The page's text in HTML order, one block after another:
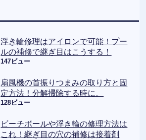
浮き輪修理はアイロンで可能！プー
ルの補修で継ぎ目はこうする！
147ビュー
扇風機の首振りつまみの取り方と固
定方法！分解掃除する時に。
128ビュー
ビーチボールや浮き輪の修理方法は
これ！継ぎ目の穴の補修は接着剤